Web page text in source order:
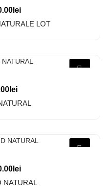
lei
LOT
lei
lei
NATURAL